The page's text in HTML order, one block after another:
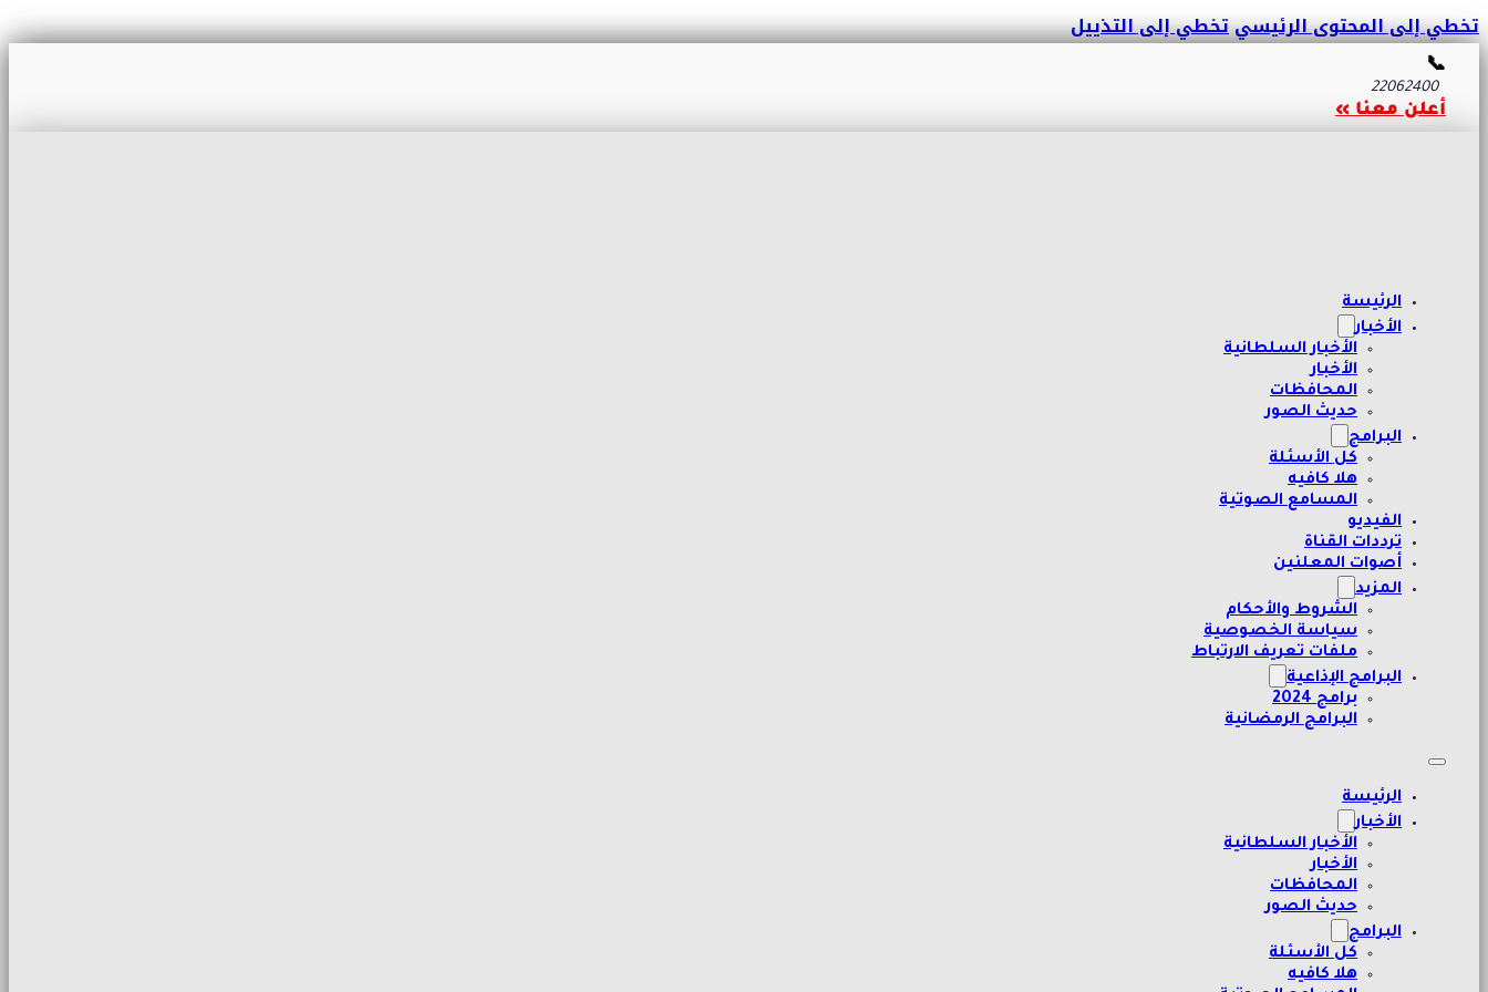
تخطي إلى المحتوى الرئيسيتخطي إلى التذييل
📞
22062400
أعلن معنا »
الرئيسة
الأخبار
الأخبار السلطانية
الأخبار
المحافظات
حديث الصور
البرامج
كل الأسئلة
هلا كافيه
المسامع الصوتية
الفيديو
ترددات القناة
أصوات المعلنين
المزيد
الشروط والأحكام
سياسة الخصوصية
ملفات تعريف الارتباط
البرامج الإذاعية
برامج 2024
البرامج الرمضانية
الرئيسة
الأخبار
الأخبار السلطانية
الأخبار
المحافظات
حديث الصور
البرامج
كل الأسئلة
هلا كافيه